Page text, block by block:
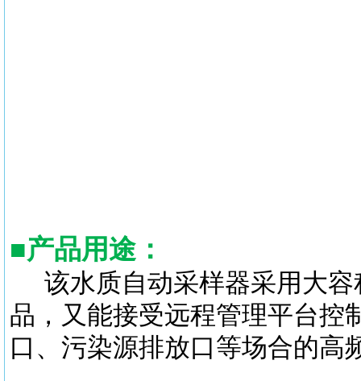
■产品用途 ：
该水质自动采样器采用大
品，又能接受远程管理平台控
口、污染源排放口等场合的高